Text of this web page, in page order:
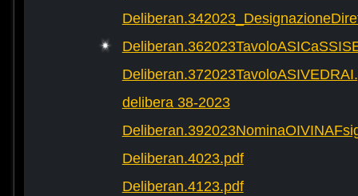
delibera 38-2023
Deliberan.4023.pdf
Deliberan.4123.pdf